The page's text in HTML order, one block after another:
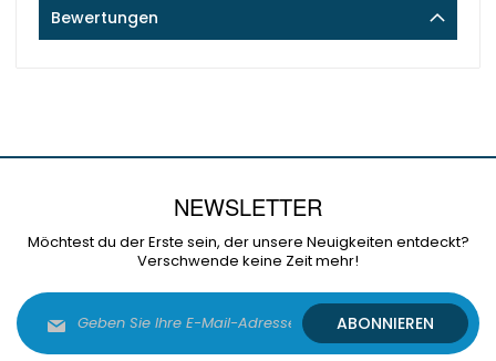
Bewertungen
NEWSLETTER
Möchtest du der Erste sein, der unsere Neuigkeiten entdeckt?
Verschwende keine Zeit mehr!
Sie
sich
ABONNIEREN